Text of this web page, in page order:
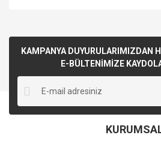
KAMPANYA DUYURULARIMIZDAN
E-BÜLTENİMİZE